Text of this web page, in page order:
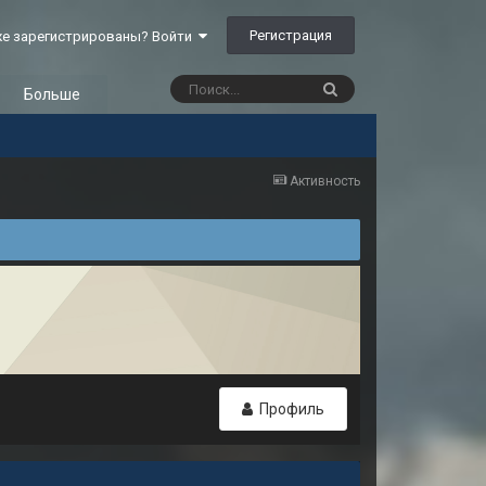
зарегистрированы? Войти Регистрация
Больше
Активность
Профиль